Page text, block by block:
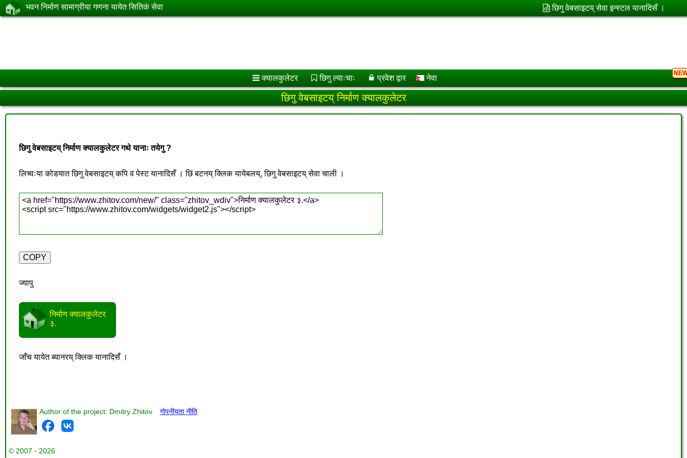
भवन निर्माण सामाग्रीया गणना यायेत सितिकं सेवा छिगु वेबसाइटय् सेवा इन्स्टल यानादिसँ ।
क्यालकुलेटर छिगु ल्याःचाः प्रवेश द्वार नेवा
छिगु वेबसाइटय् निर्माण क्यालकुलेटर
छिगु वेबसाइटय् निर्माण क्यालकुलेटर गथे यानाः तयेगु ?
लिच्वःया कोडयात छिगु वेबसाइटय् कपि व पेस्ट यानादिसँ । छिं बटनय् क्लिक यायेबलय्, छिगु वेबसाइटय् सेवा चाली ।
ज्यापु
निर्माण क्यालकुलेटर
३.
जाँच यायेत ब्यानरय् क्लिक यानादिसँ ।
Author of the project: Dmitry Zhitov
© 2007 - 2026
गोपनीयता नीति